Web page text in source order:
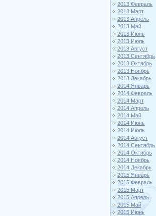
2013 Февраль
2013 Март
2013 Апрель
2013 Май
2013 Июнь
2013 Июль
2013 Август
2013 Сентябрь
2013 Октябрь
2013 Ноябрь
2013 Декабрь
2014 Январь
2014 Февраль
2014 Март
2014 Апрель
2014 Май
2014 Июнь
2014 Июль
2014 Август
2014 Сентябрь
2014 Октябрь
2014 Ноябрь
2014 Декабрь
2015 Январь
2015 Февраль
2015 Март
2015 Апрель
2015 Май
2015 Июнь